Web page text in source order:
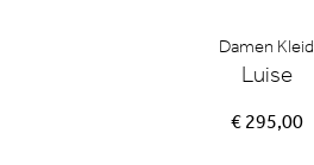
Damen Kleid
Luise
€ 295,00